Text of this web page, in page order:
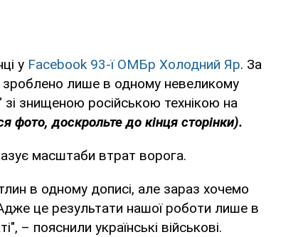
у Facebook 93-ї ОМБр Холодний Яр. За
зроблено лише в одному невеликому
зі знищеною російською технікою на
фото, доскрольте до кінця сторінки).
масштаби втрат ворога.
в одному дописі, але зараз хочемо
це результати нашої роботи лише в
– пояснили українські військові.